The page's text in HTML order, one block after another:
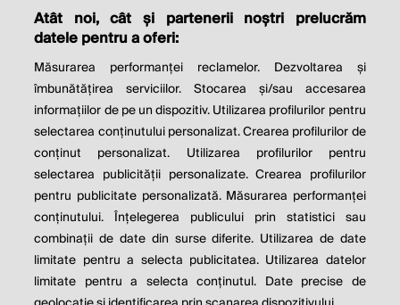
THE SOCIAL RESPONSIBILITY OF
BUSINESS IS TO INCREASE ITS
PROFITS.
Milton Friedman
© 2026 Profit.ro. Toate drepturile rezervate.
Dezvoltat de1616.ro
Contact Publicitate Despre noi
Politica de cookie Politica de
confidențialitate
Atât noi, cât și partenerii noștri prelucrăm
datele pentru a oferi:
Măsurarea performanței reclamelor. Dezvoltarea și
îmbunătățirea serviciilor. Stocarea și/sau accesarea
informațiilor de pe un dispozitiv. Utilizarea profilurilor pentru
selectarea conținutului personalizat. Crearea profilurilor de
conținut personalizat. Utilizarea profilurilor pentru
selectarea publicității personalizate. Crearea profilurilor
pentru publicitate personalizată. Măsurarea performanței
conținutului. Înțelegerea publicului prin statistici sau
combinații de date din surse diferite. Utilizarea de date
limitate pentru a selecta publicitatea. Utilizarea datelor
limitate pentru a selecta conținutul. Date precise de